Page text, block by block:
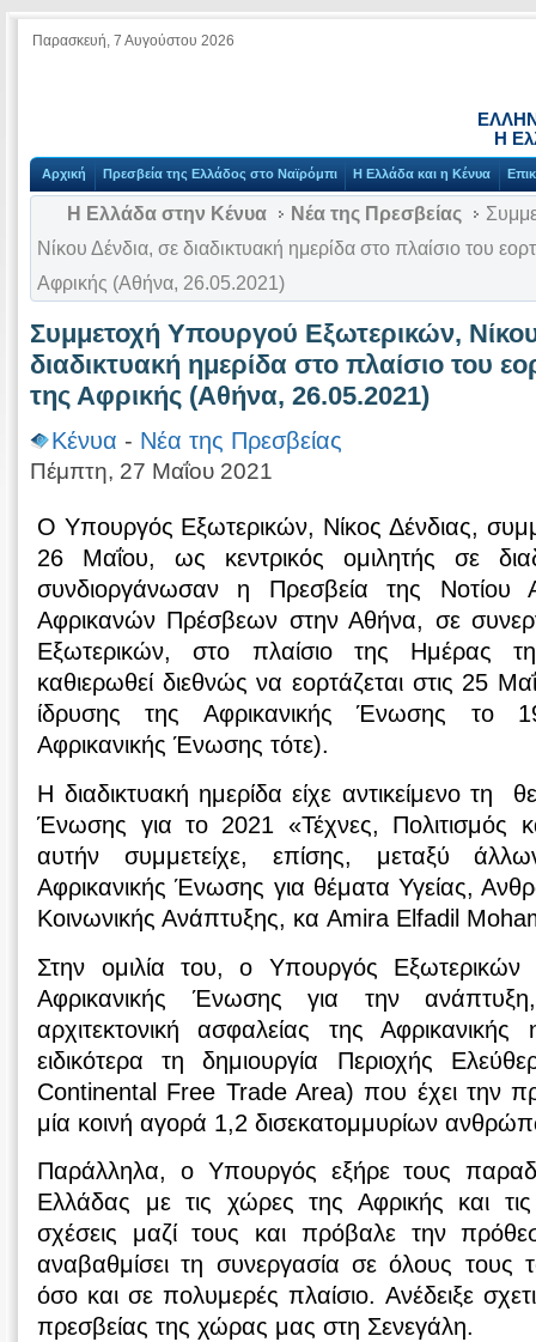
Παρασκευή, 7 Αυγούστου 2026
Η
Αρχική Πρεσβεία της Ελλάδος στο Ναϊρόμπι Η Ελλάδα και η Κένυα
Η Ελλάδα στην Κένυα Νέα της Πρεσβείας
Νίκου Δένδια, σε διαδικτυακή ημερίδα στο πλαίσιο του
Αφρικής (Αθήνα, 26.05.2021)
Συμμετοχή Υπουργού Εξωτερικών,
διαδικτυακή ημερίδα στο πλαίσιο του
της Αφρικής (Αθήνα, 26.05.2021)
Κένυα - Νέα της Πρεσβείας
Πέμπτη, 27 Μαΐου 2021
Ο Υπουργός Εξωτερικών, Νίκος Δένδιας,
26 Μαΐου, ως κεντρικός ομιλητής σε
συνδιοργάνωσαν η Πρεσβεία της
Αφρικανών Πρέσβεων στην Αθήνα, σε
Εξωτερικών, στο πλαίσιο της Ημέρας
καθιερωθεί διεθνώς να εορτάζεται στις 25
ίδρυσης της Αφρικανικής Ένωσης το
Αφρικανικής Ένωσης τότε).
Η διαδικτυακή ημερίδα είχε αντικείμενο τη
Ένωσης για το 2021 «Τέχνες, Πολιτισμός
αυτήν συμμετείχε, επίσης, μεταξύ
Αφρικανικής Ένωσης για θέματα Υγείας,
Κοινωνικής Ανάπτυξης, κα Amira Elfadil
Στην ομιλία του, ο Υπουργός Εξωτερικών
Αφρικανικής Ένωσης για την
αρχιτεκτονική ασφαλείας της Αφρικανικής
ειδικότερα τη δημιουργία Περιοχής
Continental Free Trade Area) που έχει την
μία κοινή αγορά 1,2 δισεκατομμυρίων
Παράλληλα, ο Υπουργός εξήρε τους
Ελλάδας με τις χώρες της Αφρικής και τις
σχέσεις μαζί τους και πρόβαλε την
αναβαθμίσει τη συνεργασία σε όλους τους
όσο και σε πολυμερές πλαίσιο. Ανέδειξε
πρεσβείας της χώρας μας στη Σενεγάλη.